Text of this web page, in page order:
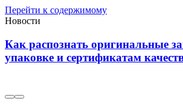
Перейти к содержимому
Новости
оригинальные
и сертификатам качества